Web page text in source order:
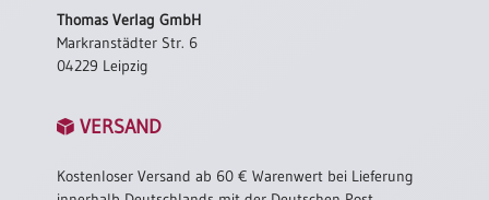
Restbestände
Restbestände
Broschüren
Thomas Verlag GmbH
Markranstädter Str. 6
04229 Leipzig
VERSAND
Kostenloser Versand ab 60 € Warenwert bei Lieferung